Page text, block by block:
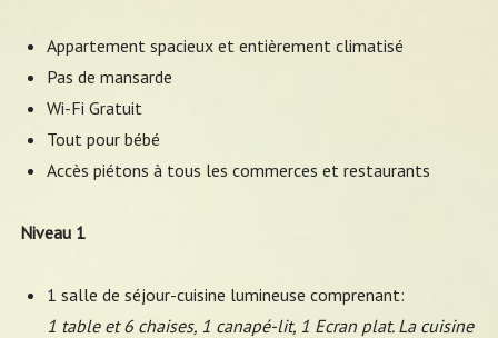
Appartement spacieux et entièrement climatisé
Pas de mansarde
Wi-Fi Gratuit
Tout pour bébé
Accès piétons à tous les commerces et restaurants
Niveau 1
1 salle de séjour-cuisine lumineuse comprenant:
1 table et 6 chaises, 1 canapé-lit, 1 Ecran plat. La cuisine